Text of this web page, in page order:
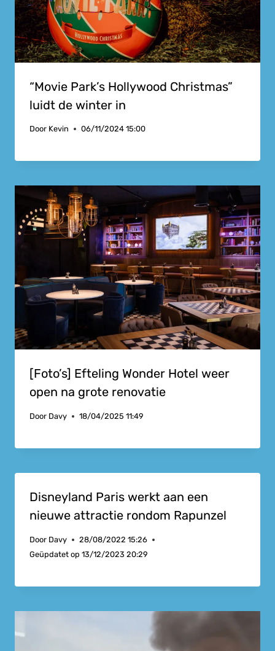
“Movie Park’s Hollywood Christmas”
luidt de winter in
Door Kevin 06/11/2024 15:00
[Foto’s] Efteling Wonder Hotel weer
open na grote renovatie
Door Davy 18/04/2025 11:49
Disneyland Paris werkt aan een
nieuwe attractie rondom Rapunzel
Door Davy
28/08/2022 15:26
Geüpdatet op 13/12/2023 20:29